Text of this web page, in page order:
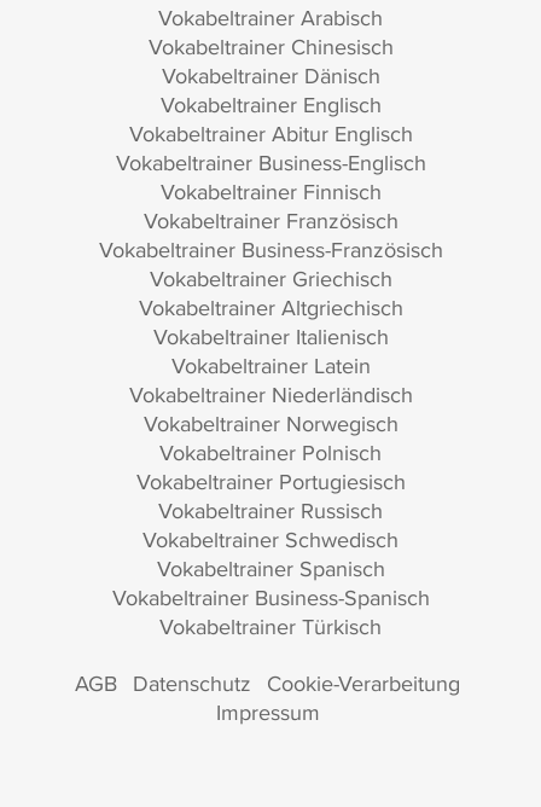
Vokabeltrainer Arabisch
Vokabeltrainer Chinesisch
Vokabeltrainer Dänisch
Vokabeltrainer Englisch
Vokabeltrainer Abitur Englisch
Vokabeltrainer Business-Englisch
Vokabeltrainer Finnisch
Vokabeltrainer Französisch
Vokabeltrainer Business-Französisch
Vokabeltrainer Griechisch
Vokabeltrainer Altgriechisch
Vokabeltrainer Italienisch
Vokabeltrainer Latein
Vokabeltrainer Niederländisch
Vokabeltrainer Norwegisch
Vokabeltrainer Polnisch
Vokabeltrainer Portugiesisch
Vokabeltrainer Russisch
Vokabeltrainer Schwedisch
Vokabeltrainer Spanisch
Vokabeltrainer Business-Spanisch
Vokabeltrainer Türkisch
AGB Datenschutz Cookie-Verarbeitung
Impressum